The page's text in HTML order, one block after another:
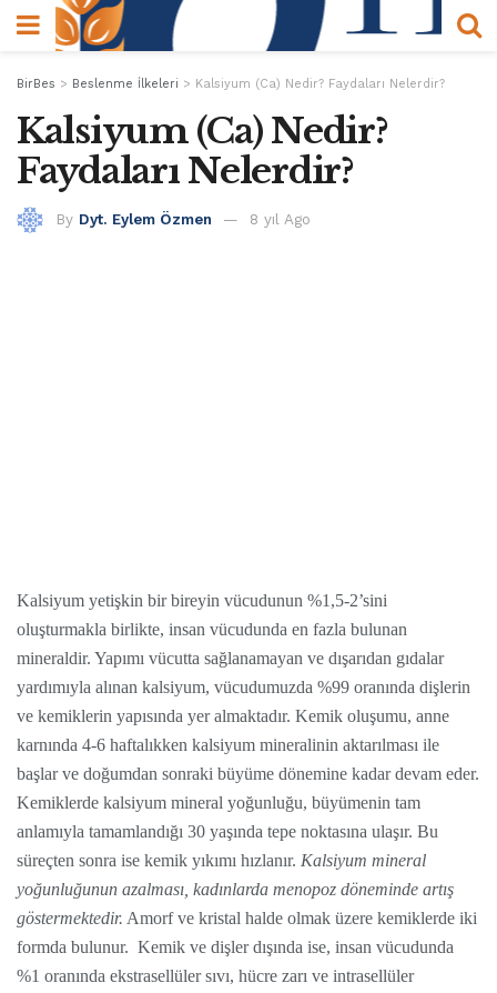
BirBes > Beslenme İlkeleri > Kalsiyum (Ca) Nedir? Faydaları Nelerdir?
Kalsiyum (Ca) Nedir?
Faydaları Nelerdir?
By Dyt. Eylem Özmen 8 yıl Ago
Kalsiyum yetişkin bir bireyin vücudunun %1,5-2’sini
oluşturmakla birlikte, insan vücudunda en fazla bulunan
mineraldir. Yapımı vücutta sağlanamayan ve dışarıdan gıdalar
yardımıyla alınan kalsiyum, vücudumuzda %99 oranında dişlerin
ve kemiklerin yapısında yer almaktadır. Kemik oluşumu, anne
karnında 4-6 haftalıkken kalsiyum mineralinin aktarılması ile
başlar ve doğumdan sonraki büyüme dönemine kadar devam eder.
Kemiklerde kalsiyum mineral yoğunluğu, büyümenin tam
anlamıyla tamamlandığı 30 yaşında tepe noktasına ulaşır. Bu
süreçten sonra ise kemik yıkımı hızlanır. Kalsiyum mineral
yoğunluğunun azalması, kadınlarda menopoz döneminde artış
göstermektedir. Amorf ve kristal halde olmak üzere kemiklerde iki
formda bulunur. Kemik ve dişler dışında ise, insan vücudunda
%1 oranında ekstrasellüler sıvı, hücre zarı ve intrasellüler